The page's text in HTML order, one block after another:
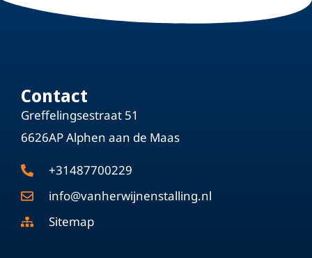
camper of caravan in Alphen, neem dan geheel
Contact
Greffelingsestraat 51
6626AP Alphen aan de Maas
+31487700229
info@vanherwijnenstalling.nl
Sitemap